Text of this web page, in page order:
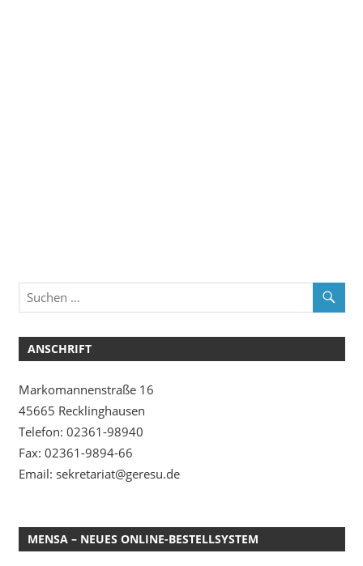
ANSCHRIFT
Markomannenstraße 16
45665 Recklinghausen
Telefon: 02361-98940
Fax: 02361-9894-66
Email: sekretariat@geresu.de
MENSA – NEUES ONLINE-BESTELLSYSTEM